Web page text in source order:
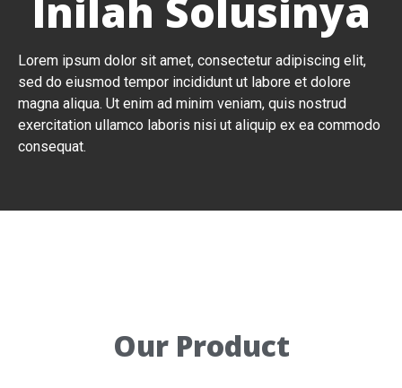
Inilah Solusinya
Lorem ipsum dolor sit amet, consectetur adipiscing elit,
sed do eiusmod tempor incididunt ut labore et dolore
magna aliqua. Ut enim ad minim veniam, quis nostrud
exercitation ullamco laboris nisi ut aliquip ex ea commodo
consequat.
Our Product